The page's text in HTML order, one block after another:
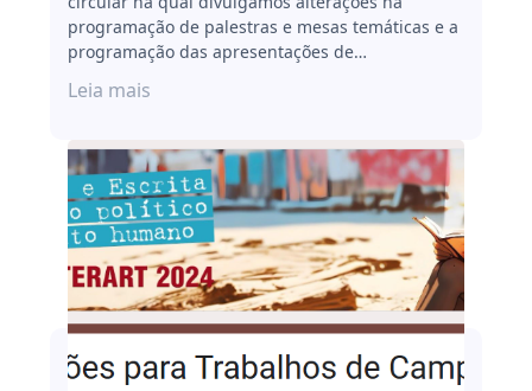
programação de palestras e mesas temáticas e a
programação das apresentações de…
Leia mais